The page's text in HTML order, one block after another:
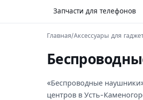
Запчасти для телефонов
Главная/Аксессуары для
«Беспроводные
центров в Усть-